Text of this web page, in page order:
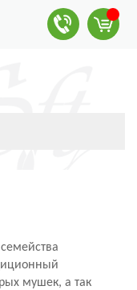
мушек, а так